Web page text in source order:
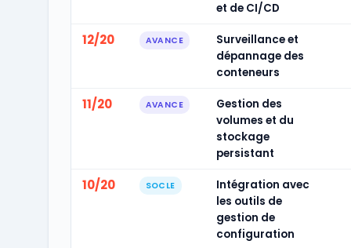
et de CI/CD
12/20 AVANCE
Surveillance et
dépannage des
conteneurs
11/20 AVANCE
Gestion des
volumes et du
stockage
persistant
10/20 SOCLE
Intégration avec
les outils de
gestion de
configuration